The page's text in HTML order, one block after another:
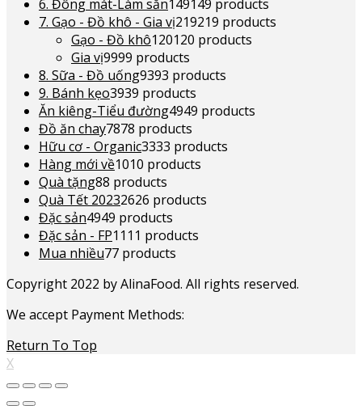
6. Đông mát-Làm sẵn149149 products
7. Gạo - Đồ khô - Gia vị219219 products
Gạo - Đồ khô120120 products
Gia vị9999 products
8. Sữa - Đồ uống9393 products
9. Bánh kẹo3939 products
Ăn kiêng-Tiểu đường4949 products
Đồ ăn chay7878 products
Hữu cơ - Organic3333 products
Hàng mới về1010 products
Quà tặng88 products
Quà Tết 20232626 products
Đặc sản4949 products
Đặc sản - FP11 11 products
Mua nhiều77 products
Copyright 2022 by AlinaFood. All rights reserved.
We accept Payment Methods:
Return To Top
X